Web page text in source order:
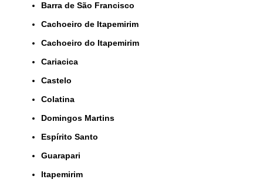
Barra de São Francisco
Cachoeiro de Itapemirim
Cachoeiro do Itapemirim
Cariacica
Castelo
Colatina
Domingos Martins
Espírito Santo
Guarapari
Itapemirim